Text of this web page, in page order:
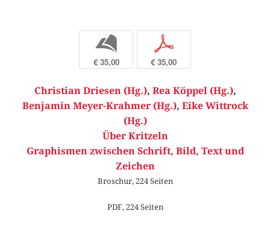
b
€ 35,00
p
€ 35,00
Christian Driesen (Hg.), Rea Köppel (Hg.),
Benjamin Meyer-Krahmer (Hg.), Eike Wittrock
(Hg.)
Über Kritzeln
Graphismen zwischen Schrift, Bild, Text und
Zeichen
Broschur, 224 Seiten
PDF, 224 Seiten